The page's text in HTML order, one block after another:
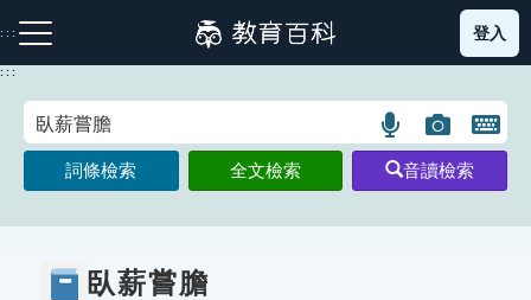
到
主
:::
注音索引圖示 筆畫索引圖示 部首索引表圖示
登入
:::
語
言
搜
圖
片
搜
開
鍵
詞條檢索 全文檢索 音讀檢索
臥薪嘗膽